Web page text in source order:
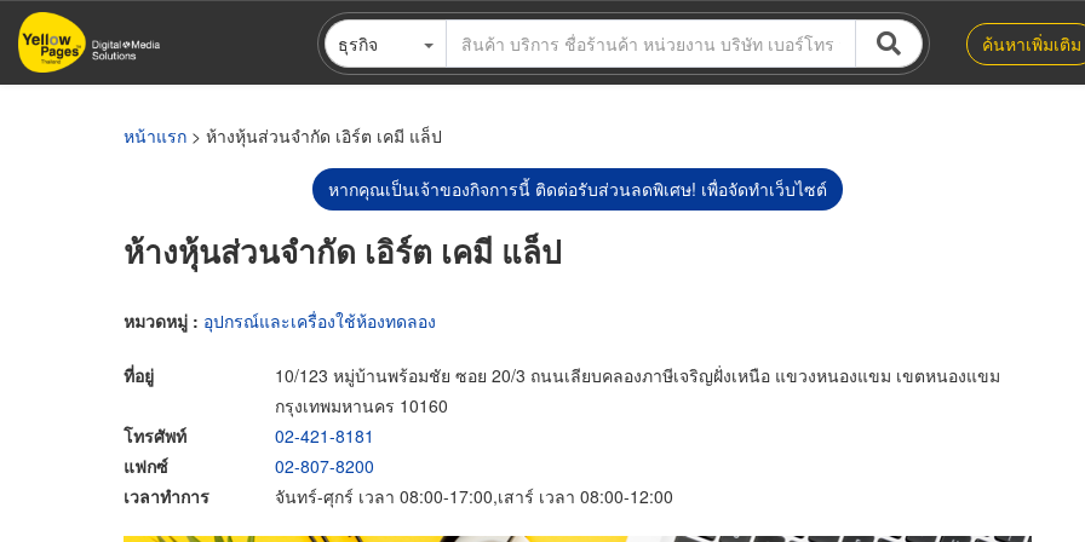
ข้าม
ไป
ธุรกิจ ค้นหาเพิ่มเติม
หน้าแรก > ห้างหุ้นส่วนจำกัด เอิร์ต เคมี แล็ป
หากคุณเป็นเจ้าของกิจการนี้ ติดต่อรับส่วนลดพิเศษ! เพื่อจัดทำเว็บไซต์
ห้างหุ้นส่วนจำกัด เอิร์ต เคมี แล็ป
หมวดหมู่ : อุปกรณ์และเครื่องใช้ห้องทดลอง
ที่อยู่
10/123 หมู่บ้านพร้อมชัย ซอย 20/3 ถนนเลียบคลองภาษีเจริญฝั่งเหนือ แขวงหนองแขม เขตหนองแขม
กรุงเทพมหานคร 10160
โทรศัพท์
02-421-8181
แฟกซ์
02-807-8200
เวลาทำการ
จันทร์-ศุกร์ เวลา 08:00-17:00,เสาร์ เวลา 08:00-12:00